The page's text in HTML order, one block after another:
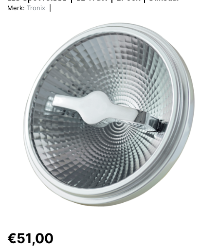
Merk: Tronix
€51,00